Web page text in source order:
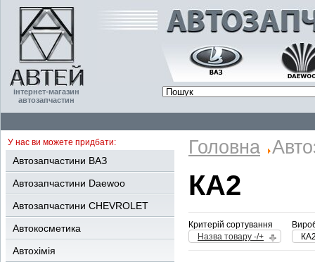
інтернет-магазин
автозапчастин
У нас ви можете придбати:
Автозапчастини ВАЗ
Автозапчастини Daewoo
Автозапчастини CHEVROLET
Автокосметика
Автохімія
Головна
КА2
Критерій сортування
Назва товару -/+